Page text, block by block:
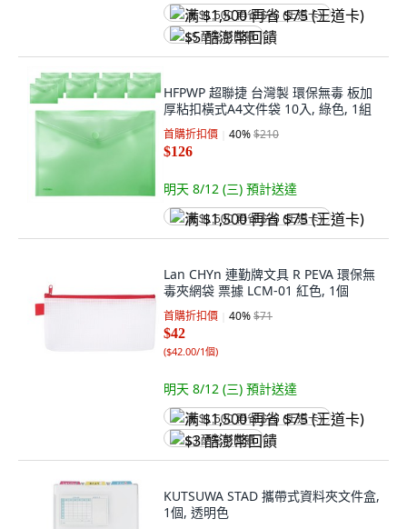
满 $1,500 再省 $75 (王道卡)
$5 酷澎幣回饋
HFPWP 超聯捷 台灣製 環保無毒 板加
厚粘扣橫式A4文件袋 10入, 綠色, 1組
首購折扣價 40%$210
$126
明天 8/12 (三) 預計送達
满 $1,500 再省 $75 (王道卡)
Lan CHYn 連勤牌文具 R PEVA 環保無
毒夾網袋 票據 LCM-01 紅色, 1個
首購折扣價 40%$71
$42
($42.00/1個)
明天 8/12 (三) 預計送達
满 $1,500 再省 $75 (王道卡)
$3 酷澎幣回饋
KUTSUWA STAD 攜帶式資料夾文件盒,
1個, 透明色